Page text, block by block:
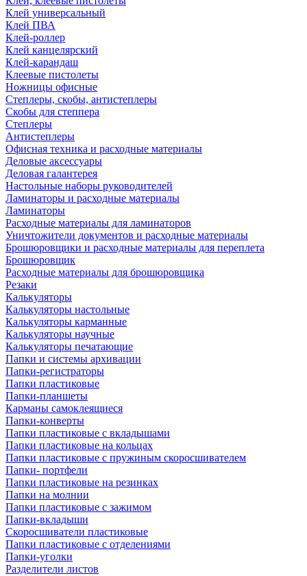
Клей универсальный
Клей ПВА
Клей-роллер
Клей канцелярский
Клей-карандаш
Клеевые пистолеты
Ножницы офисные
Степлеры, скобы, антистеплеры
Скобы для степпера
Степлеры
Антистеплеры
Офисная техника и расходные материалы
Деловые аксессуары
Деловая галантерея
Настольные наборы руководителей
Ламинаторы и расходные материалы
Ламинаторы
Расходные материалы для ламинаторов
Уничтожители документов и расходные материалы
Брошюровщики и расходные материалы для переплета
Брошюровщик
Расходные материалы для брошюровщика
Резаки
Калькуляторы
Калькуляторы настольные
Калькуляторы карманные
Калькуляторы научные
Калькуляторы печатающие
Папки и системы архивации
Папки-регистраторы
Папки пластиковые
Папки-планшеты
Карманы самоклеящиеся
Папки-конверты
Папки пластиковые с вкладышами
Папки пластиковые на кольцах
Папки пластиковые с пружиным скоросшивателем
Папки- портфели
Папки пластиковые на резинках
Папки на молнии
Папки пластиковые с зажимом
Папки-вкладыши
Скоросшиватели пластиковые
Папки пластиковые с отделениями
Папки-уголки
Разделители листов